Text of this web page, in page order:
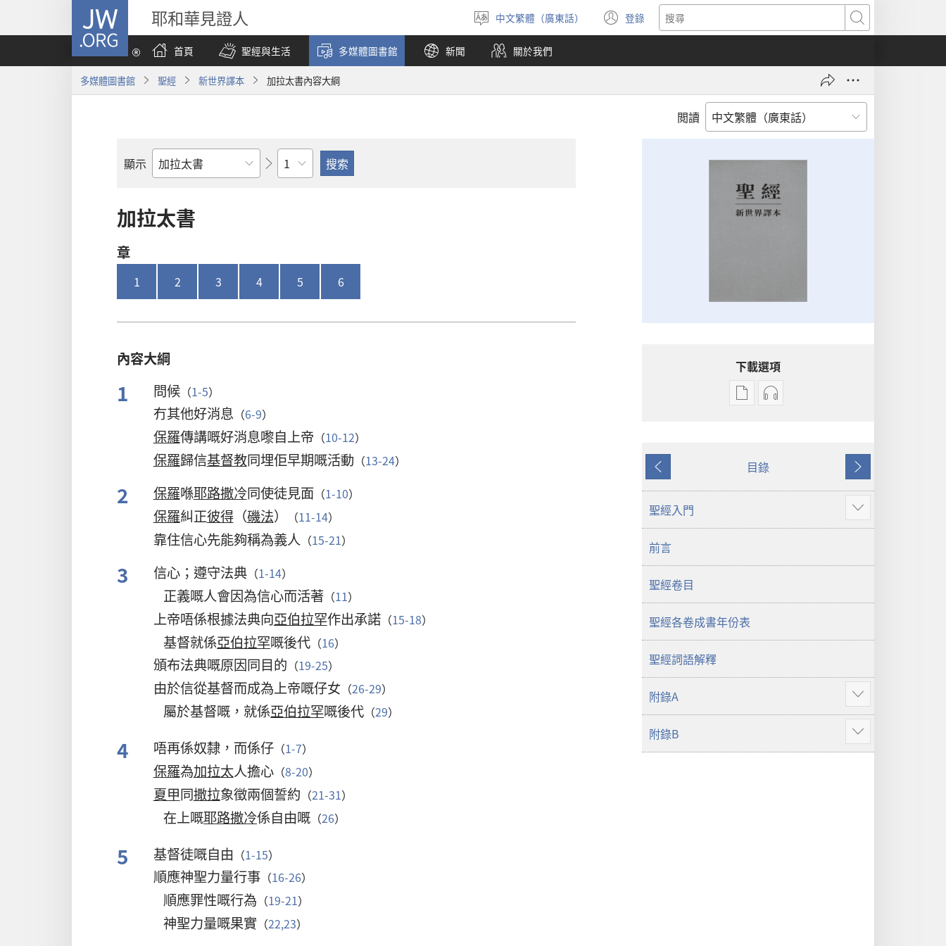
JW.ORG 耶和華見證人
選
擇
語
言
中文繁體（廣東話） 登錄
（開
啟
視
搜
尋
首頁
聖經與生活 多媒體圖書館 新聞 關於我們
多媒體圖書館 聖經 新世界譯本 加拉太書內容大綱
閲讀
顯示
聖
經
卷
章
加拉太書
章
1 2 3 4 5 6
內容大綱
1 問候（1-5）
冇其他好消息 （6-9）
保羅傳講嘅好消息嚟自上帝 （10-12）
保羅歸信基督教同埋佢早期嘅活動 （13-24）
2 保羅喺耶路撒冷同使徒見面（1-10）
保羅糾正彼得（磯法） （11-14）
靠住信心先能夠稱為義人（15-21）
3 信心；遵守法典（1-14）
正義嘅人會因為信心而活著 （11）
上帝唔係根據法典向亞伯拉罕作出承諾（15-18）
基督就係亞伯拉罕嘅後代 （16）
頒布法典嘅原因同目的 （19-25）
由於信從基督而成為上帝嘅仔女（26-29）
屬於基督嘅，就係亞伯拉罕嘅後代 （29）
4 唔再係奴隸，而係仔（1-7）
保羅為加拉太人擔心（8-20）
夏甲同撒拉象徵兩個誓約 （21-31）
在上嘅耶路撒冷係自由嘅 （26）
5 基督徒嘅自由 （1-15）
順應神聖力量行事（16-26）
順應罪性嘅行為 （19-21）
神聖力量嘅果實 （22,23）
下載選項
電
物
經
世
界
譯
錄
界
本
上
一
頁
目錄
下
一
頁
聖經入門
顯
示
多
前言
聖經卷目
聖經各卷成書年份表
聖經詞語解釋
附錄A
顯
示
更
多
附錄B
顯
示